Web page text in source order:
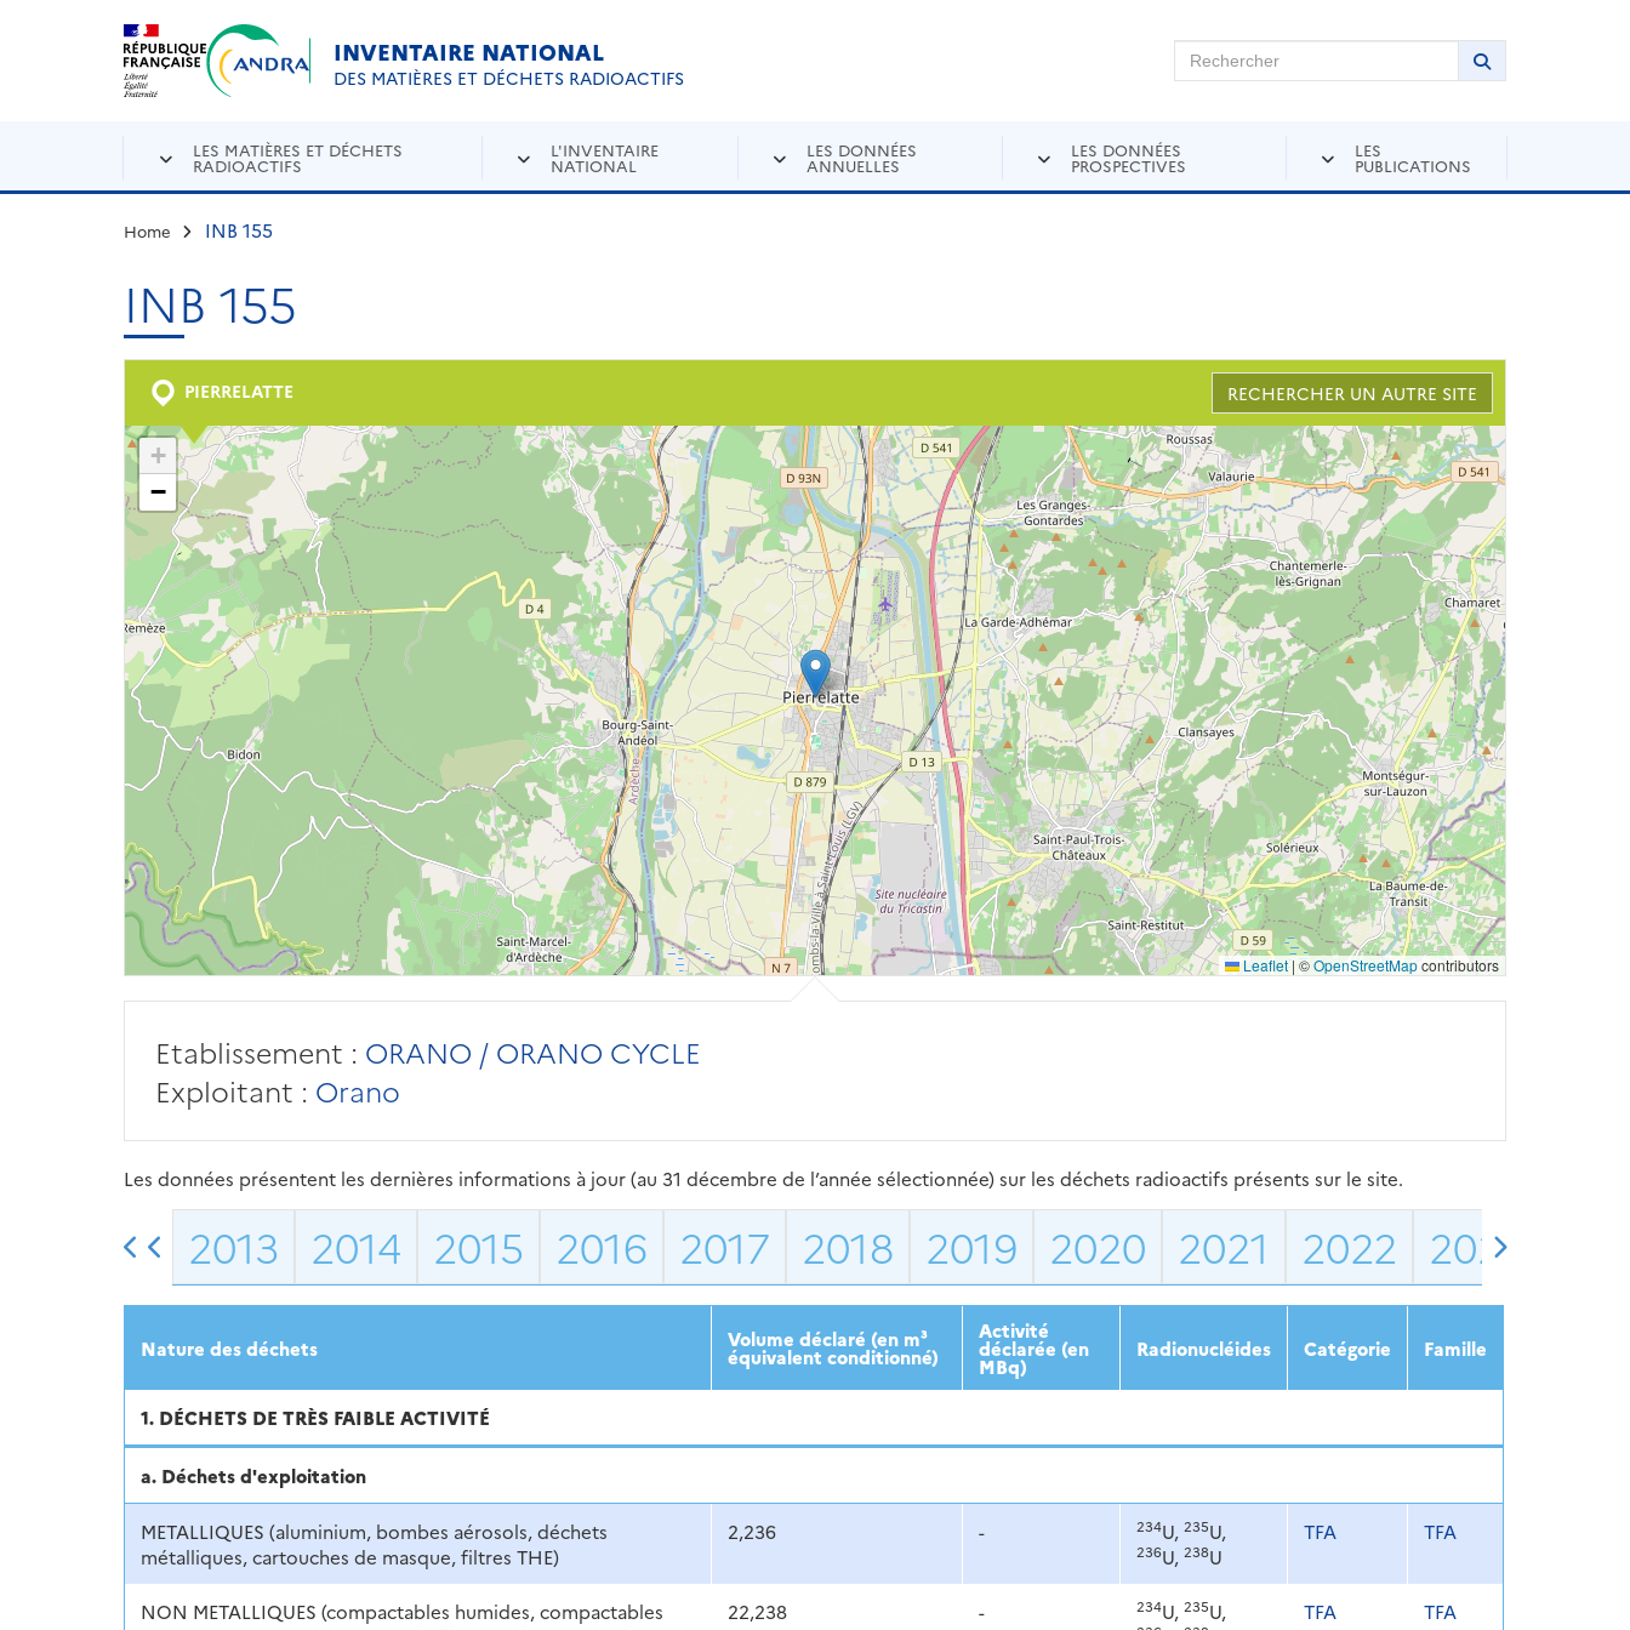
Aller au contenu principal
INVENTAIRE NATIONAL
DES MATIÈRES ET DÉCHETS RADIOACTIFS
Rechercher sur Andra Inventaire Rechercher
Lancer la
LES MATIÈRES ET DÉCHETS
RADIOACTIFS
L'INVENTAIRE
NATIONAL
LES DONNÉES
ANNUELLES
LES DONNÉES
PROSPECTIVES
LES
PUBLICATIONS
Home INB 155
INB 155
PIERRELATTE RECHERCHER UN AUTRE SITE
+
−
Leaflet |©OpenStreetMapcontributors
Etablissement : ORANO / ORANO CYCLE
Exploitant : Orano
Les données présentent les dernières informations à jour (au 31 décembre de l’année sélectionnée) sur les déchets radioactifs présents sur le site.
2013 2014 2015 2016 2017 2018 2019 2020 2021 2022 2023
Nature des déchets Volume déclaré (en m³
équivalent conditionné)
Activité
déclarée (en
MBq)
Radionucléides Catégorie Famille
1. DÉCHETS DE TRÈS FAIBLE ACTIVITÉ
a. Déchets d'exploitation
METALLIQUES (aluminium, bombes aérosols, déchets
métalliques, cartouches de masque, filtres THE)
2,236 - 234U, 235U,
236U, 238U
TFA TFA
NON METALLIQUES (compactables humides, compactables
22,238 - 234U, 235U, TFA TFA